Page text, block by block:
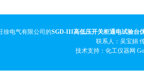
徐电气有限公司的SGD-III高低压开关柜通电试验台
联系人：吴宝娟
技术支持：化工仪器网